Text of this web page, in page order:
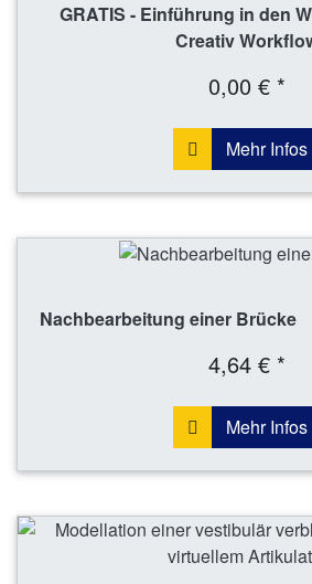
GRATIS - Einführung in den
Creativ
0,00 € *
Mehr Infos
Nachbearbeitung einer Brücke
4,64 € *
Mehr Infos